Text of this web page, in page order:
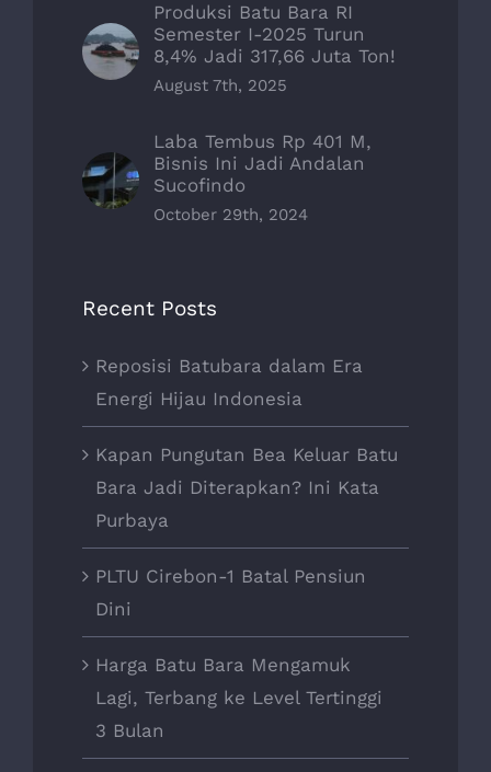
Produksi Batu Bara RI
Semester I-2025 Turun
8,4% Jadi 317,66 Juta Ton!
August 7th, 2025
Laba Tembus Rp 401 M,
Bisnis Ini Jadi Andalan
Sucofindo
October 29th, 2024
Recent Posts
Reposisi Batubara dalam Era
Energi Hijau Indonesia
Kapan Pungutan Bea Keluar Batu
Bara Jadi Diterapkan? Ini Kata
Purbaya
PLTU Cirebon-1 Batal Pensiun
Dini
Harga Batu Bara Mengamuk
Lagi, Terbang ke Level Tertinggi
3 Bulan